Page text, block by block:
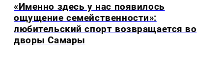
«Именно здесь у нас появилось
ощущение семейственности»:
любительский спорт возвращается во
дворы Самары